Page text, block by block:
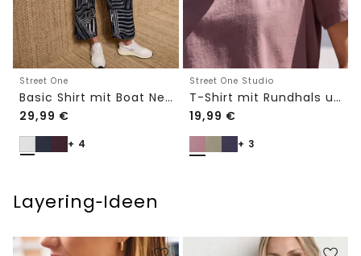
Street One
Basic Shirt mit Boat Neck und Elastikbund
29,99 €
+ 4
Street One Studio
T-Shirt mit Rundhals und Embroidery-Detail
19,99 €
+ 3
Layering‑Ideen